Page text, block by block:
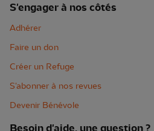
S'engager à nos côtés
Adhérer
Faire un don
Créer un Refuge
S'abonner à nos revues
Devenir Bénévole